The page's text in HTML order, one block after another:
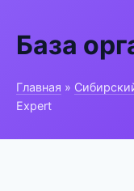
База
Главная »
Expert